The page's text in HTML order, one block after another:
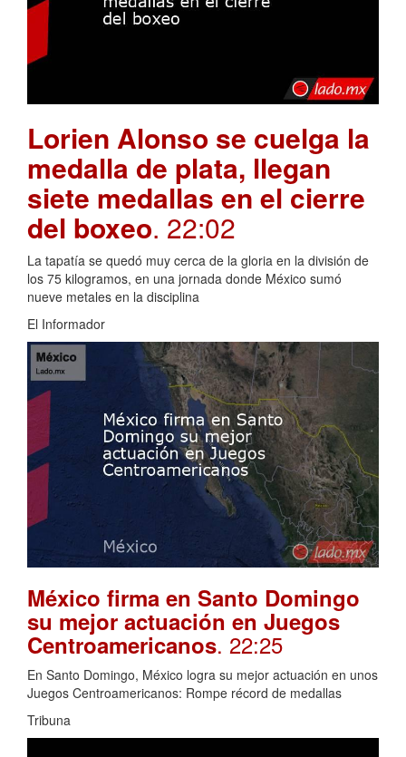
Lorien Alonso se cuelga la
medalla de plata, llegan
siete medallas en el cierre
del boxeo. 22:02
La tapatía se quedó muy cerca de la gloria en la división de
los 75 kilogramos, en una jornada donde México sumó
nueve metales en la disciplina
El Informador
México firma en Santo Domingo
su mejor actuación en Juegos
Centroamericanos. 22:25
En Santo Domingo, México logra su mejor actuación en unos
Juegos Centroamericanos: Rompe récord de medallas
Tribuna